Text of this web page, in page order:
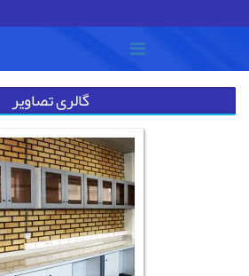
گالری تصاویر